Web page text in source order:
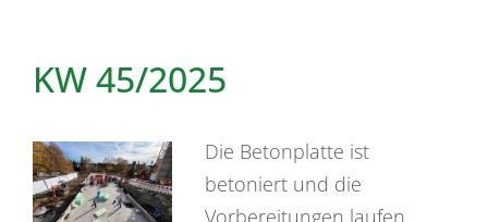
KW 45/2025
Die Betonplatte ist
betoniert und die
Vorbereitungen laufen,